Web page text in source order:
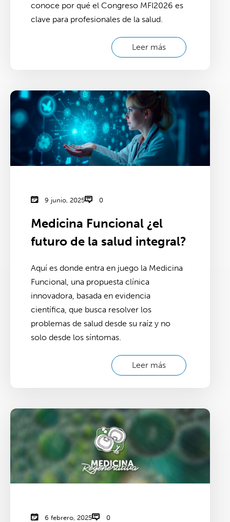
conoce por qué el Congreso MFI2026 es
clave para profesionales de la salud.
Leer más
9 junio, 2025 0
Medicina Funcional ¿el
futuro de la salud integral?
Aquí es donde entra en juego la Medicina
Funcional, una propuesta clínica
innovadora, basada en evidencia
científica, que busca resolver los
problemas de salud desde su raíz y no
solo desde los síntomas.
Leer más
6 febrero, 2025 0